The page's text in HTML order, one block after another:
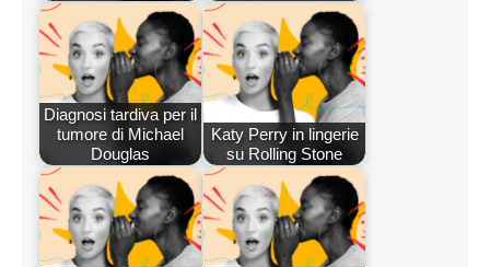
Diagnosi tardiva per il
tumore di Michael
Douglas
Katy Perry in lingerie
su Rolling Stone